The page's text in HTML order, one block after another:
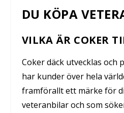
DU KÖPA
VILKA ÄR COKER
Coker däck utvecklas och
har kunder över hela
framförallt ett märke för
veteranbilar och som